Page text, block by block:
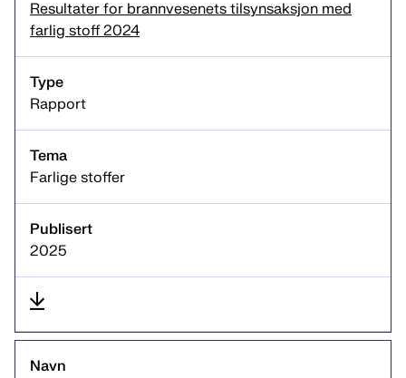
Resultater for brannvesenets tilsynsaksjon med
farlig stoff 2024
Rapport
Farlige stoffer
2025